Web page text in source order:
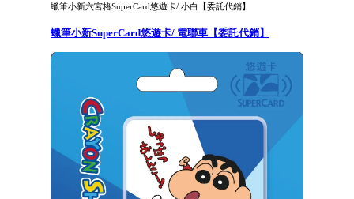
蠟筆小新六宮格SuperCard悠遊卡/ 小白【委託代銷】
蠟筆小新SuperCard悠遊卡/ 電聯車【委託代銷】